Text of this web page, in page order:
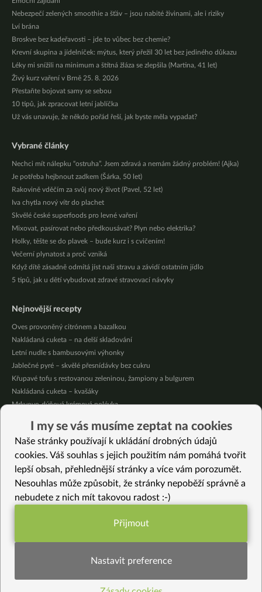
Nebezpečí zelených smoothie a šťáv – jsou nabité živinami, ale i riziky
Lví brána
Broskve bez kadeřavosti – jde to vůbec bez chemie?
Krevní skupina a jídelníček: mýtus, který přežil 30 let bez jediného důkazu
Léky mi snížili na minimum a štítná žláza se zlepšila (Martina, 41 let)
Živý kurz vaření v Brně 25. 8. 2026
Přestaňte bojovat samy se sebou
10 tipů, jak zpracovat letní jablíčka
Už vás unavuje, že někdo pořád řeší, jak byste měla vypadat?
Vybrané články
Nechci mít nálepku “ostruha”. Jsem zdravá a nemám žádný problém! (Ajka)
Je potřeba hejbnout zadkem (Šárka, 50 let)
Rakovině vděčím za svůj nový život (Pavel, 52 let)
Iva chytla nový vítr do plachet
Skvělé české superfoods pro levné vaření
Mixovat, pasírovat nebo předkousávat? Plyn nebo elektrika?
Holky, těšte se do plavek – bude kurz i s cvičením!
Večerní plynatost a proč vzniká
Když dítě zásadně odmítá jíst naši stravu a závidí ostatním jídlo
5 tipů, jak u dětí vybudovat zdravé stravovací návyky
Nejnovější recepty
Oves provoněný citrónem a bazalkou
Nakládaná cuketa – na delší skladování
Letní nudle s bambusovými výhonky
Jablečné pyré – skvělé přesnídávky bez cukru
Křupavé tofu s restovanou zeleninou, žampiony a bulgurem
Nakládaná cuketa – kvašáky
Mrkvovo-dýňová krémová polévka
Osvěžující čaj s citronovými bylinkami
Nepečený jablečný dort s rybízem
Vybrané recepty
Podzimní fantazie s celozrnnou špaldou a žlutou čočkou
Pestrá Buddha Bowl plná proteinů
Cizrnový nářez
Bylinkové pohankové placičky ze 3 ingrediencí (bez lepku)
I my se vás musíme zeptat na cookies
Naše stránky používají k ukládání drobných údajů
cookies. Váš souhlas s jejich použitím nám pomáhá tvořit
lepší obsah, přehlednější stránky a více vám porozumět.
Nesouhlas může způsobit, že stránky nepoběží správně a
nebudete z nich mít takovou radost :-)
Funkční nastavení potřebujeme (vždy
Přijmout
Nastavit preference